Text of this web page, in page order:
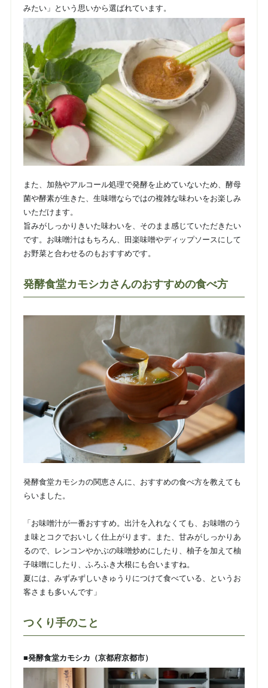
みたい」という思いから選ばれています。
また、加熱やアルコール処理で発酵を止めていないため、酵母
菌や酵素が生きた、生味噌ならではの複雑な味わいをお楽しみ
いただけます。
旨みがしっかりきいた味わいを、そのまま感じていただきたい
です。お味噌汁はもちろん、田楽味噌やディップソースにして
お野菜と合わせるのもおすすめです。
発酵食堂カモシカさんのおすすめの食べ方
発酵食堂カモシカの関恵さんに、おすすめの食べ方を教えても
らいました。
「お味噌汁が一番おすすめ。出汁を入れなくても、お味噌のう
ま味とコクでおいしく仕上がります。また、甘みがしっかりあ
るので、レンコンやかぶの味噌炒めにしたり、柚子を加えて柚
子味噌にしたり、ふろふき大根にも合いますね。
夏には、みずみずしいきゅうりにつけて食べている、というお
客さまも多いんです」
つくり手のこと
■発酵食堂カモシカ（京都府京都市）